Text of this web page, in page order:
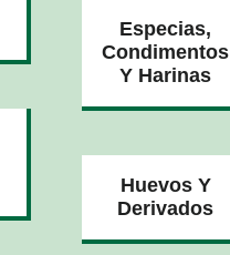
Especias,
Condimentos
Y Harinas
Huevos Y
Derivados